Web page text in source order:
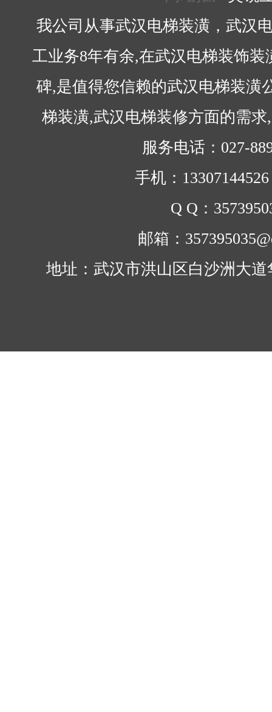
我公司从事武汉电梯装潢，武汉
工业务8年有余,在武汉电梯装饰
碑,是值得您信赖的武汉电梯装潢
梯装潢,武汉电梯装修方面的需
服务电话：027-
手机：
Q Q：
邮箱：
地址：武汉市洪山区白沙洲大